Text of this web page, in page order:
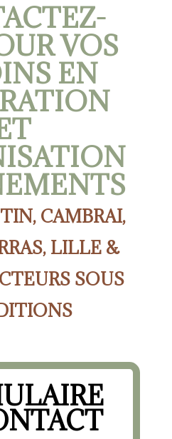
VOS
EN
CAMBRAI,
LILLE &
SOUS